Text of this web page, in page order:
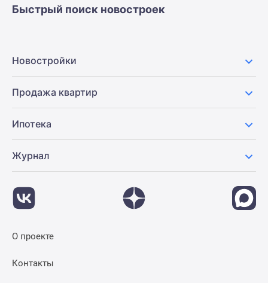
Быстрый поиск новостроек
Новостройки
Продажа квартир
Ипотека
Журнал
О проекте
Контакты